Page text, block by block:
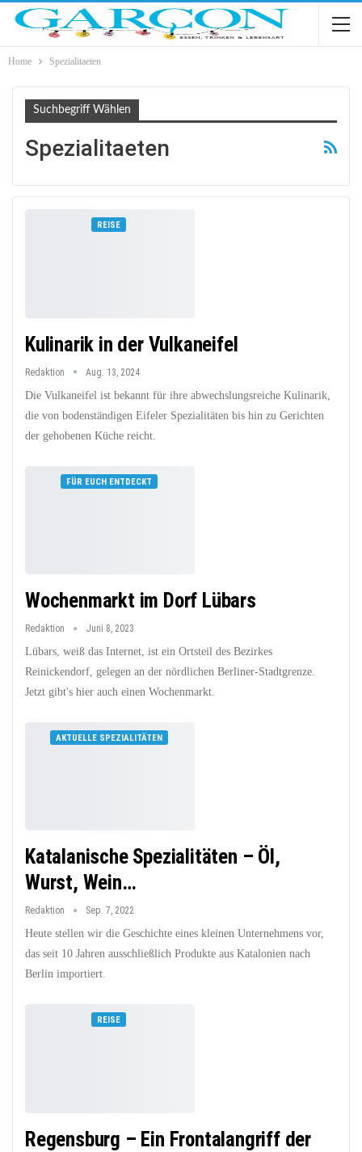
Home Spezialitaeten
Suchbegriff Wählen
Spezialitaeten
REISE
Kulinarik in der Vulkaneifel
Redaktion Aug. 13, 2024
Die Vulkaneifel ist bekannt für ihre abwechslungsreiche Kulinarik,
die von bodenständigen Eifeler Spezialitäten bis hin zu Gerichten
der gehobenen Küche reicht.
FÜR EUCH ENTDECKT
Wochenmarkt im Dorf Lübars
Redaktion Juni 8, 2023
Lübars, weiß das Internet, ist ein Ortsteil des Bezirkes
Reinickendorf, gelegen an der nördlichen Berliner-Stadtgrenze.
Jetzt gibt's hier auch einen Wochenmarkt.
AKTUELLE SPEZIALITÄTEN
Katalanische Spezialitäten – Öl,
Wurst, Wein…
Redaktion Sep. 7, 2022
Heute stellen wir die Geschichte eines kleinen Unternehmens vor,
das seit 10 Jahren ausschließlich Produkte aus Katalonien nach
Berlin importiert.
REISE
Regensburg – Ein Frontalangriff der